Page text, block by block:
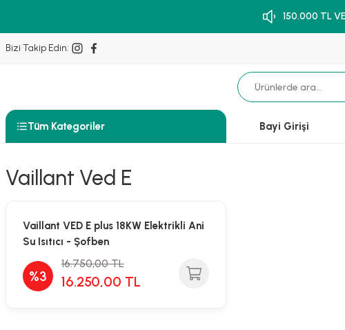
150.000 TL
Bizi Takip Edin:
Tüm Kategoriler Bayi Girişi
Vaillant Ved E
Vaillant VED E plus 18KW Elektrikli Ani
Su Isıtıcı - Şofben
%3
16.750,00 TL
16.250,00 TL